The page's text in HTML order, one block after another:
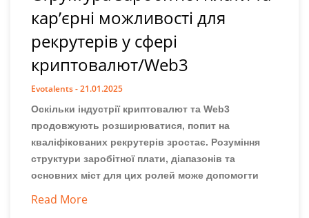
кар’єрні можливості для
рекрутерів у сфері
криптовалют/Web3
Evotalents 21.01.2025
Оскільки індустрії криптовалют та Web3
продовжують розширюватися, попит на
кваліфікованих рекрутерів зростає. Розуміння
структури заробітної плати, діапазонів та
основних міст для цих ролей може допомогти
Read More